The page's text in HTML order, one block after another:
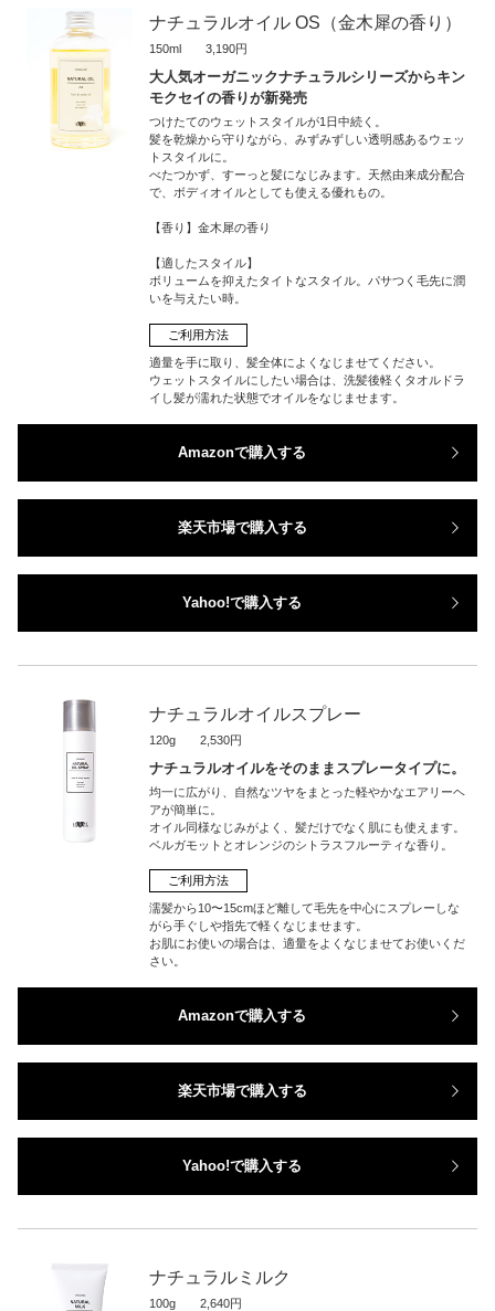
ナチュラルオイル OS（金木犀の香り）
150ml 3,190円
大人気オーガニックナチュラルシリーズからキン
モクセイの香りが新発売
つけたてのウェットスタイルが1日中続く。
髪を乾燥から守りながら、みずみずしい透明感あるウェッ
トスタイルに。
べたつかず、すーっと髪になじみます。天然由来成分配合
で、ボディオイルとしても使える優れもの。
【香り】金木犀の香り
【適したスタイル】
ボリュームを抑えたタイトなスタイル。パサつく毛先に潤
いを与えたい時。
ご利用方法
適量を手に取り、髪全体によくなじませてください。
ウェットスタイルにしたい場合は、洗髪後軽くタオルドラ
イし髪が濡れた状態でオイルをなじませます。
Amazonで購入する
楽天市場で購入する
Yahoo!で購入する
ナチュラルオイルスプレー
120g 2,530円
ナチュラルオイルをそのままスプレータイプに。
均一に広がり、自然なツヤをまとった軽やかなエアリーヘ
アが簡単に。
オイル同様なじみがよく、髪だけでなく肌にも使えます。
ベルガモットとオレンジのシトラスフルーティな香り。
ご利用方法
濡髪から10〜15cmほど離して毛先を中心にスプレーしな
がら手ぐしや指先で軽くなじませます。
お肌にお使いの場合は、適量をよくなじませてお使いくだ
さい。
Amazonで購入する
楽天市場で購入する
Yahoo!で購入する
ナチュラルミルク
100g 2,640円